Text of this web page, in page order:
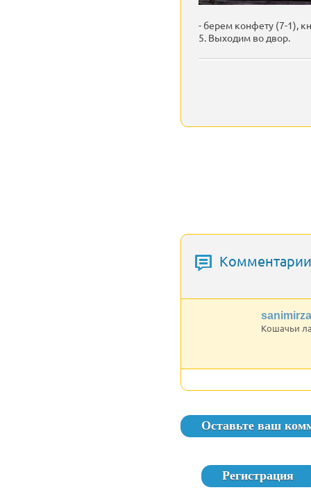
- берем конфету (7-1),
5. Выходим во двор.
sanimirza
Кошачьи
Оставьте ваш
Регистрация